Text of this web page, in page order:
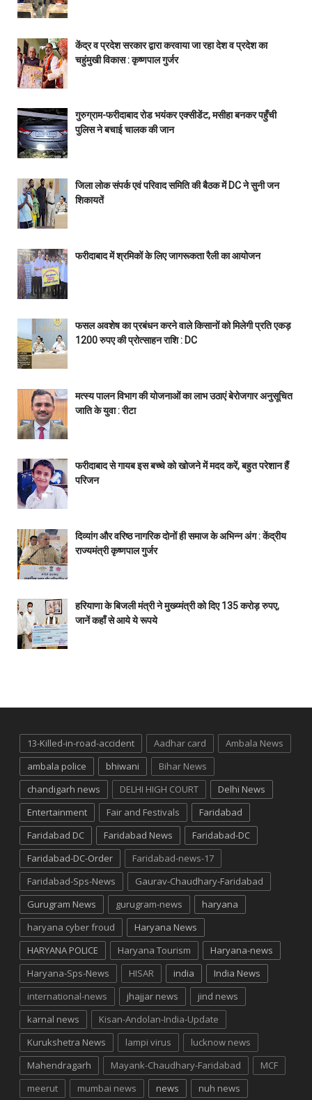
केंद्र व प्रदेश सरकार द्वारा करवाया जा रहा देश व प्रदेश का
चहुंमुखी विकास : कृष्णपाल गुर्जर
गुरुग्राम-फरीदाबाद रोड भयंकर एक्सीडेंट, मसीहा बनकर पहुँची
पुलिस ने बचाई चालक की जान
जिला लोक संपर्क एवं परिवाद समिति की बैठक में DC ने सुनी जन
शिकायतें
फरीदाबाद में श्रमिकों के लिए जागरूकता रैली का आयोजन
फसल अवशेष का प्रबंधन करने वाले किसानों को मिलेगी प्रति एकड़
1200 रुपए की प्रोत्साहन राशि : DC
मत्स्य पालन विभाग की योजनाओं का लाभ उठाएं बेरोजगार अनुसूचित
जाति के युवा : रीटा
फरीदाबाद से गायब इस बच्चे को खोजने में मदद करें, बहुत परेशान हैं
परिजन
दिव्यांग और वरिष्ठ नागरिक दोनों ही समाज के अभिन्न अंग : केंद्रीय
राज्यमंत्री कृष्णपाल गुर्जर
हरियाणा के बिजली मंत्री ने मुख्य्मंत्री को दिए 135 करोड़ रुपए,
जानें कहाँ से आये ये रूपये
13-Killed-in-road-accident Aadhar card
Ambala News
ambala police
bhiwani
Bihar News
chandigarh news
DELHI HIGH COURT
Delhi News
Entertainment
Fair and Festivals
Faridabad
Faridabad DC
Faridabad News
Faridabad-DC
Faridabad-DC-Order
Faridabad-news-17
Faridabad-Sps-News
Gaurav-Chaudhary-Faridabad
Gurugram News
gurugram-news
haryana
haryana cyber froud
Haryana News
HARYANA POLICE
Haryana Tourism
Haryana-news
Haryana-Sps-News
HISAR india
India News
international-news
jhajjar news
jind news
karnal news
Kisan-Andolan-India-Update
Kurukshetra News
lampi virus
lucknow news
Mahendragarh
Mayank-Chaudhary-Faridabad
MCF
meerut
mumbai news news nuh news